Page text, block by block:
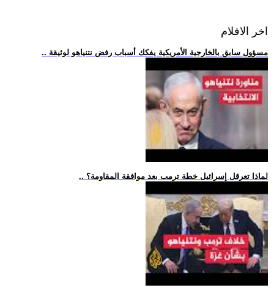
اخر الافلام
.. مسؤول سابق بالخارجية الأمريكية يفكك أسباب رفض نتنياهو لوثيقة
.. لماذا تعرقل إسرائيل خطة ترمب بعد موافقة المقاومة؟